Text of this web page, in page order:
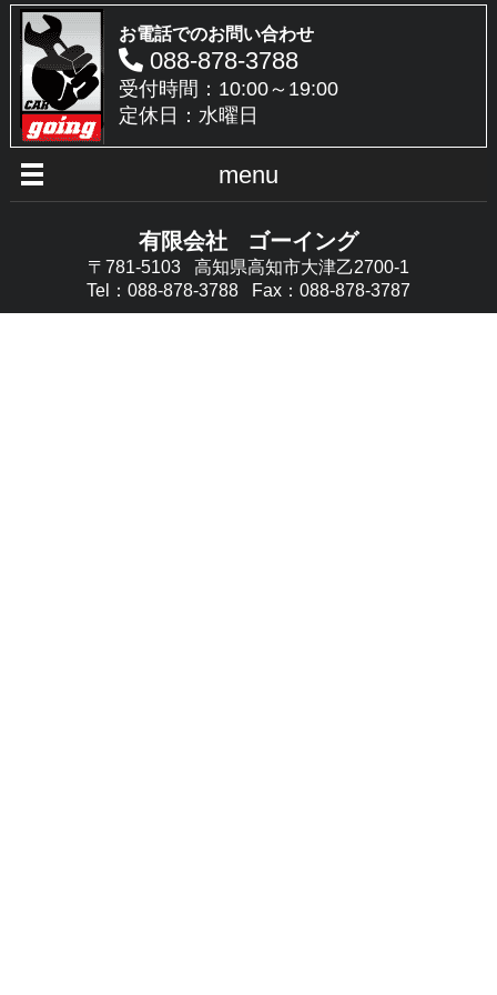
お電話でのお問い合わせ
088-878-3788
受付時間：10:00～19:00
定休日：水曜日
menu
有限会社 ゴーイング
〒781-5103 高知県高知市大津乙2700-1
Tel：088-878-3788 Fax：088-878-3787